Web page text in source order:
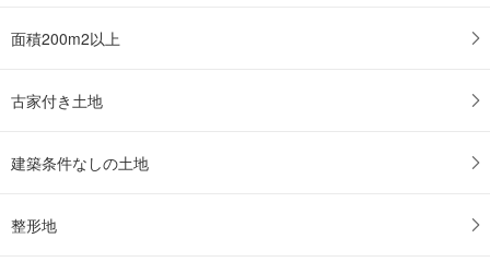
面積200m2以上
古家付き土地
建築条件なしの土地
整形地